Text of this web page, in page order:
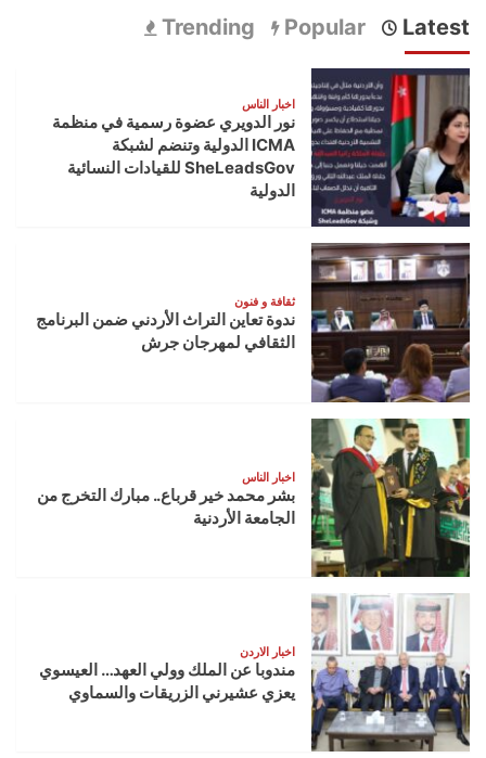
بايدن
Latest
Popular
Trending
اخبار الناس
نور الدويري عضوة رسمية في منظمة
ICMA الدولية وتنضم لشبكة
SheLeadsGov للقيادات النسائية
الدولية
ثقافة و فنون
ندوة تعاين التراث الأردني ضمن البرنامج
الثقافي لمهرجان جرش
اخبار الناس
بشر محمد خير قرباع.. مبارك التخرج من
الجامعة الأردنية
اخبار الاردن
مندوبا عن الملك وولي العهد… العيسوي
يعزي عشيرني الزريقات والسماوي